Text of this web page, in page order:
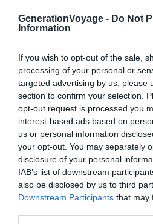
GenerationVoyage - Do Not
Information
If you wish to opt-out of the sale,
processing of your personal or
targeted advertising by us, please
section to confirm your selection.
opt-out request is processed you
interest-based ads based on
us or personal information
your opt-out. You may separately
disclosure of your personal
IAB’s list of downstream
also be disclosed by us to third
Downstream Participants that may
Flickr –